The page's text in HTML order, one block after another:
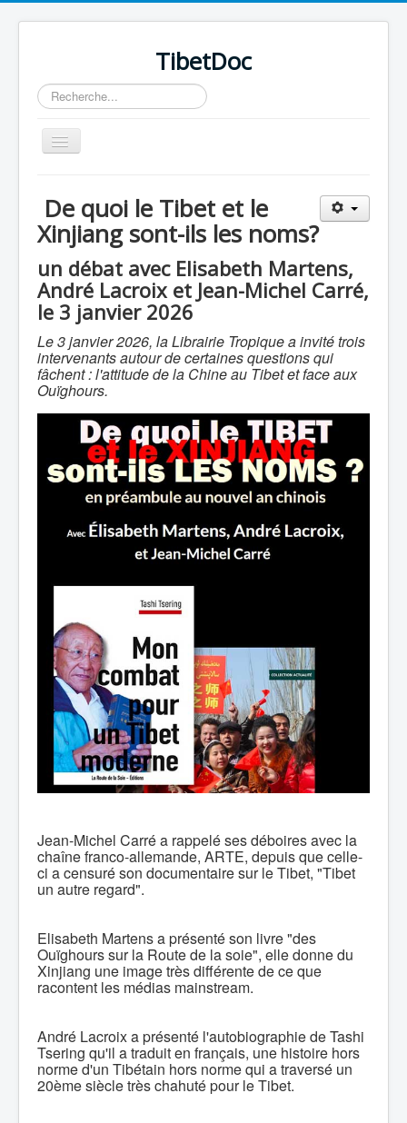
TibetDoc
Rechercher
Basculer
la
≡
De quoi le Tibet et le
Xinjiang sont-ils les noms?
un débat avec Elisabeth Martens,
André Lacroix et Jean-Michel Carré,
le 3 janvier 2026
Le 3 janvier 2026, la Librairie Tropique a invité trois
intervenants autour de certaines questions qui
fâchent : l'attitude de la Chine au Tibet et face aux
Ouïghours.
Jean-Michel Carré a rappelé ses déboires avec la
chaîne franco-allemande, ARTE, depuis que celle-
ci a censuré son documentaire sur le Tibet, "Tibet
un autre regard".
Elisabeth Martens a présenté son livre "des
Ouïghours sur la Route de la soie", elle donne du
Xinjiang une image très différente de ce que
racontent les médias mainstream.
André Lacroix a présenté l'autobiographie de Tashi
Tsering qu'il a traduit en français, une histoire hors
norme d'un Tibétain hors norme qui a traversé un
20ème siècle très chahuté pour le Tibet.